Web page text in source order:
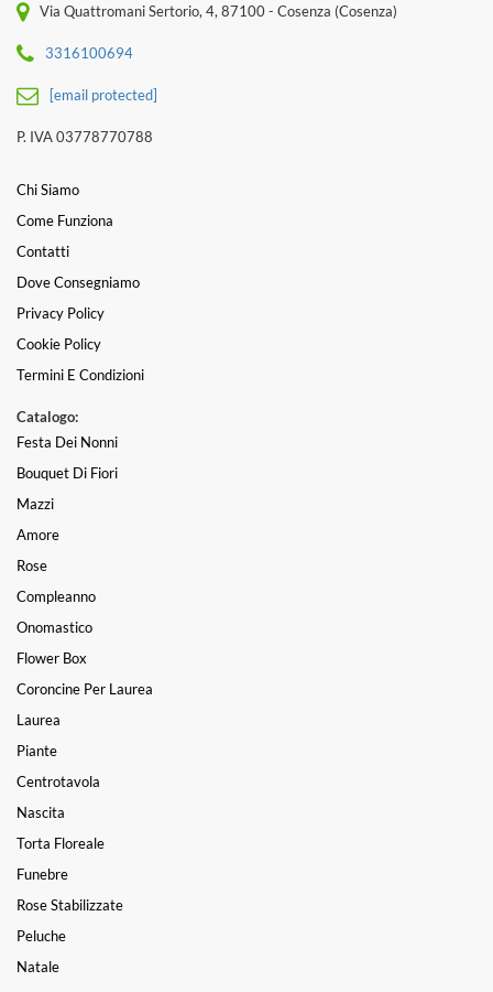
Via Quattromani Sertorio, 4, 87100 - Cosenza (Cosenza)
3316100694
[email protected]
P. IVA 03778770788
Chi Siamo
Come Funziona
Contatti
Dove Consegniamo
Privacy Policy
Cookie Policy
Termini E Condizioni
Catalogo:
Festa Dei Nonni
Bouquet Di Fiori
Mazzi
Amore
Rose
Compleanno
Onomastico
Flower Box
Coroncine Per Laurea
Laurea
Piante
Centrotavola
Nascita
Torta Floreale
Funebre
Rose Stabilizzate
Peluche
Natale